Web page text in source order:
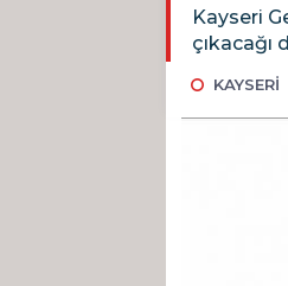
Kayseri
çıkacağı
KAYSERİ